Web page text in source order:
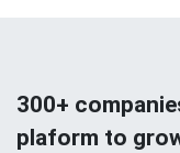
300+
plaform to